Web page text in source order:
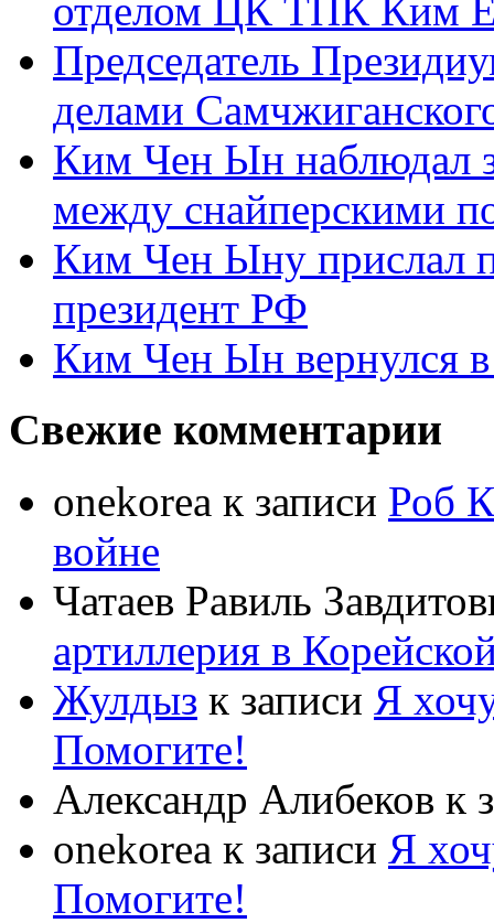
отделом ЦК ТПК Ким
Председатель
делами
Ким Чен Ын наблюдал
между снайперскими
Ким Чен Ыну прислал
президент РФ
Ким Чен Ын вернулся
Свежие комментарии
onekorea к записи Роб
войне
Чатаев Равиль
артиллерия в
Жулдыз к записи Я
Помогите!
Александр Алибеков к
onekorea к записи Я
Помогите!